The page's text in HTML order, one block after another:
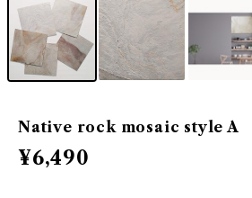
Native rock mosaic style A
¥6,490